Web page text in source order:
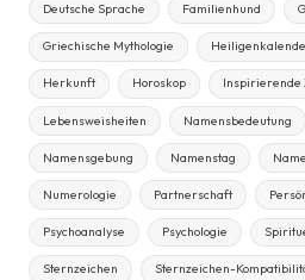
Deutsche Sprache Familienhund
Griechische Mythologie
Herkunft Horoskop Inspirierende
Lebensweisheiten Namensbedeutung
Namensgebung Namenstag
Numerologie Partnerschaft
Psychoanalyse Psychologie
Sternzeichen Sternzeichen-